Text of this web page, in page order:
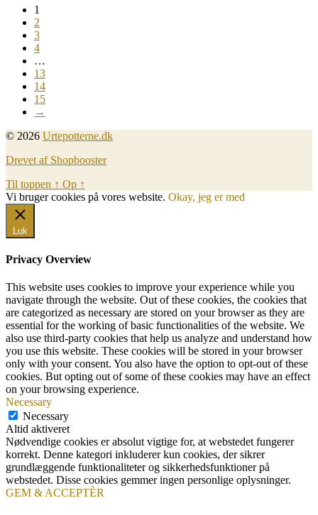
1
2
3
4
…
13
14
15
→
© 2026 Urtepotterne.dk
Drevet af Shopbooster
Til toppen ↑ Op ↑
Vi bruger cookies på vores website. Okay, jeg er med
Luk
Privacy Overview
This website uses cookies to improve your experience while you
navigate through the website. Out of these cookies, the cookies that
are categorized as necessary are stored on your browser as they are
essential for the working of basic functionalities of the website. We
also use third-party cookies that help us analyze and understand how
you use this website. These cookies will be stored in your browser
only with your consent. You also have the option to opt-out of these
cookies. But opting out of some of these cookies may have an effect
on your browsing experience.
Necessary
Necessary
Altid aktiveret
Nødvendige cookies er absolut vigtige for, at webstedet fungerer
korrekt. Denne kategori inkluderer kun cookies, der sikrer
grundlæggende funktionaliteter og sikkerhedsfunktioner på
webstedet. Disse cookies gemmer ingen personlige oplysninger.
GEM & ACCEPTÈR